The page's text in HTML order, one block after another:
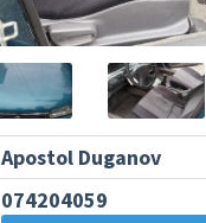
Apostol Duganov
074204059